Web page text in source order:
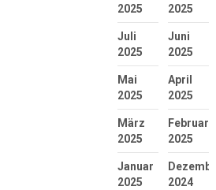
2025
2025
Juli
2025
Juni
2025
Mai
2025
April
2025
März
2025
Februar
2025
Januar
2025
2024